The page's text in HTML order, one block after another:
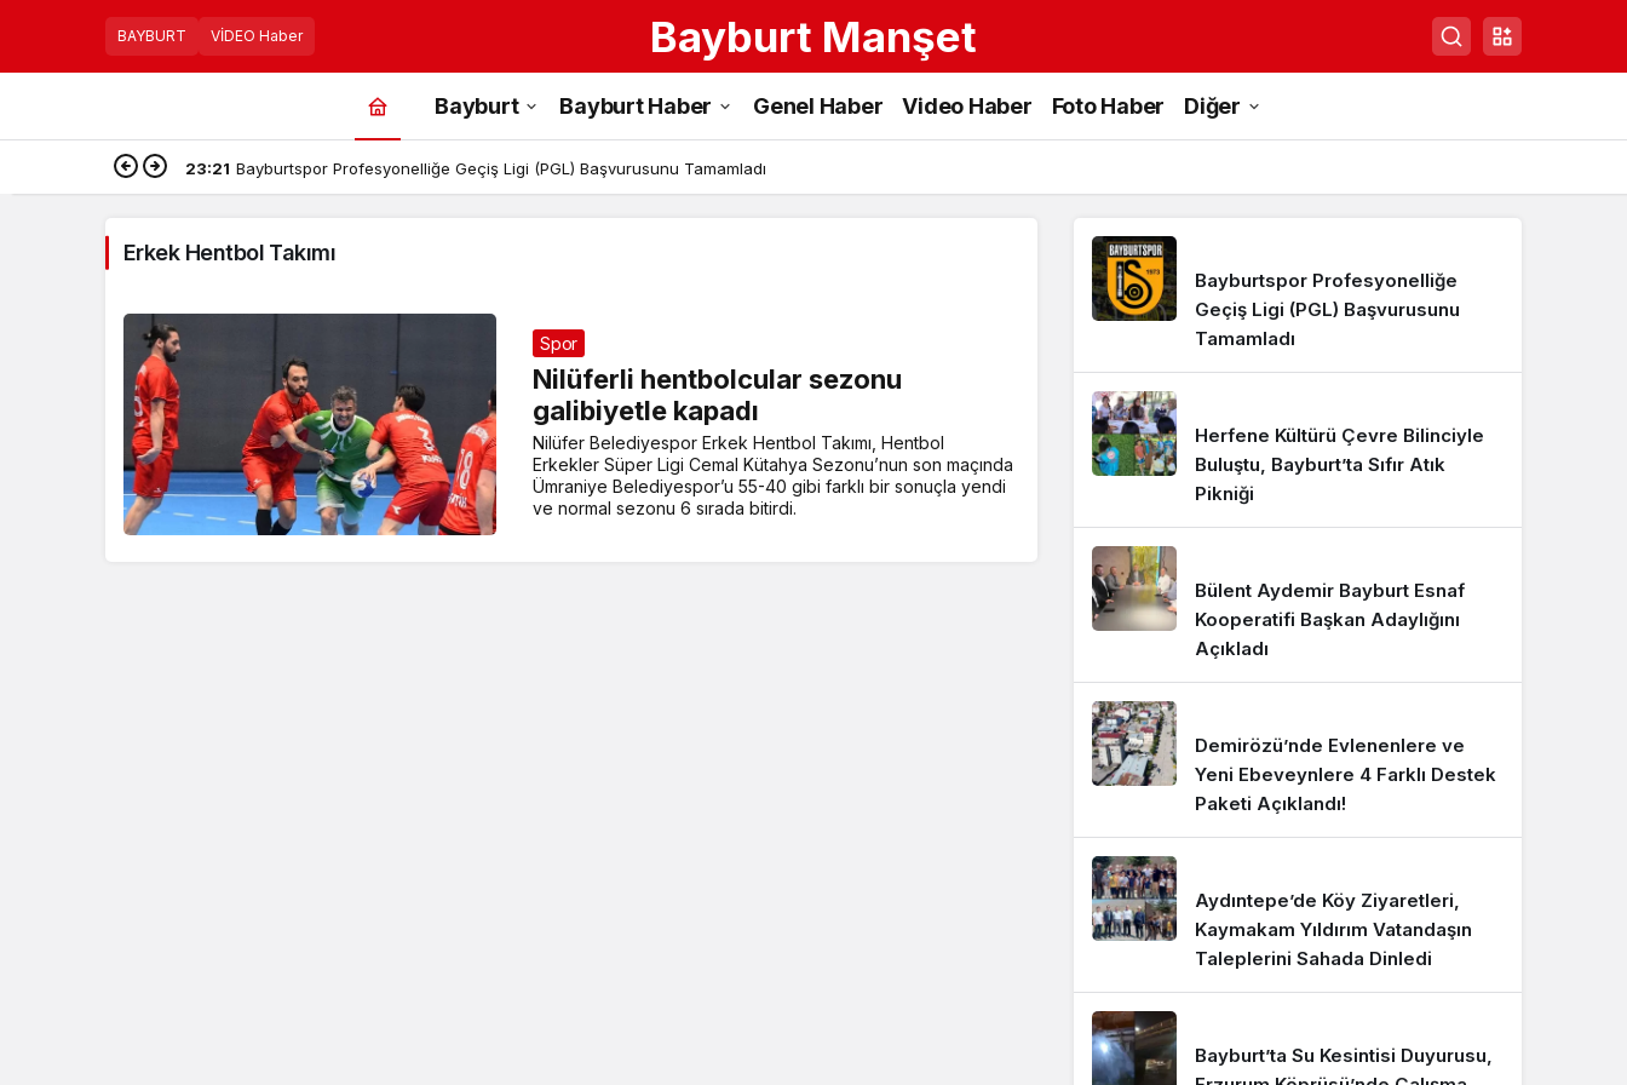
BAYBURT VİDEO Haber Bayburt Manşet
Erkek Hentbol
Takımı
Haberleri
Bayburt Bayburt Haber Genel Haber Video Haber Foto Haber Diğer
23:21 Bayburtspor Profesyonelliğe Geçiş Ligi (PGL) Başvurusunu Tamamladı
Erkek Hentbol Takımı
Spor
Nilüferli hentbolcular sezonu
galibiyetle kapadı
Nilüfer Belediyespor Erkek Hentbol Takımı, Hentbol
Erkekler Süper Ligi Cemal Kütahya Sezonu’nun son maçında
Ümraniye Belediyespor’u 55-40 gibi farklı bir sonuçla yendi
ve normal sezonu 6 sırada bitirdi.
Bayburtspor Profesyonelliğe
Geçiş Ligi (PGL) Başvurusunu
Tamamladı
Herfene Kültürü Çevre Bilinciyle
Buluştu, Bayburt’ta Sıfır Atık
Pikniği
Bülent Aydemir Bayburt Esnaf
Kooperatifi Başkan Adaylığını
Açıkladı
Demirözü’nde Evlenenlere ve
Yeni Ebeveynlere 4 Farklı Destek
Paketi Açıklandı!
Aydıntepe’de Köy Ziyaretleri,
Kaymakam Yıldırım Vatandaşın
Taleplerini Sahada Dinledi
Bayburt’ta Su Kesintisi Duyurusu,